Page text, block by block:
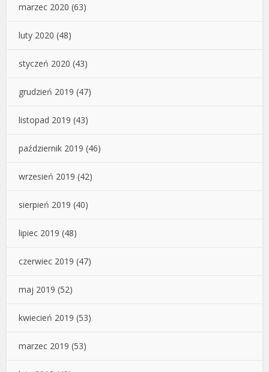
marzec 2020 (63)
luty 2020 (48)
styczeń 2020 (43)
grudzień 2019 (47)
listopad 2019 (43)
październik 2019 (46)
wrzesień 2019 (42)
sierpień 2019 (40)
lipiec 2019 (48)
czerwiec 2019 (47)
maj 2019 (52)
kwiecień 2019 (53)
marzec 2019 (53)